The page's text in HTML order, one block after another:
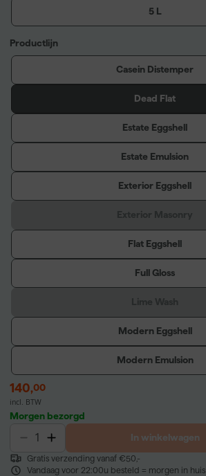
5 L
Productlijn
Casein Distemper
Dead Flat
Estate Eggshell
Estate Emulsion
Exterior Eggshell
Flat Eggshell
Full Gloss
Modern Eggshell
Modern Emulsion
140,00
incl. BTW
Morgen bezorgd
In winkelwagen
Gratis verzending vanaf €50,-
Vandaag voor 22:00u besteld = morgen in huis